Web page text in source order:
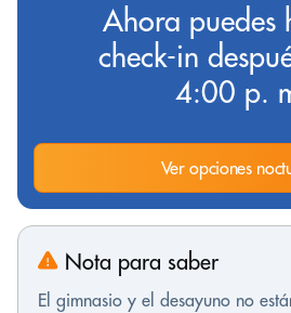
Ahora puedes
check-in
4:00 p.
Ver opciones
Nota para saber
El gimnasio y el desayuno no